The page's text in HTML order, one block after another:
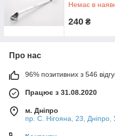
Немає в
240 ₴
Про нас
96% позитивних з 546
Працює з 31.08.2020
м. Дніпро
пр. С. Нігояна, 23, Дніпро,